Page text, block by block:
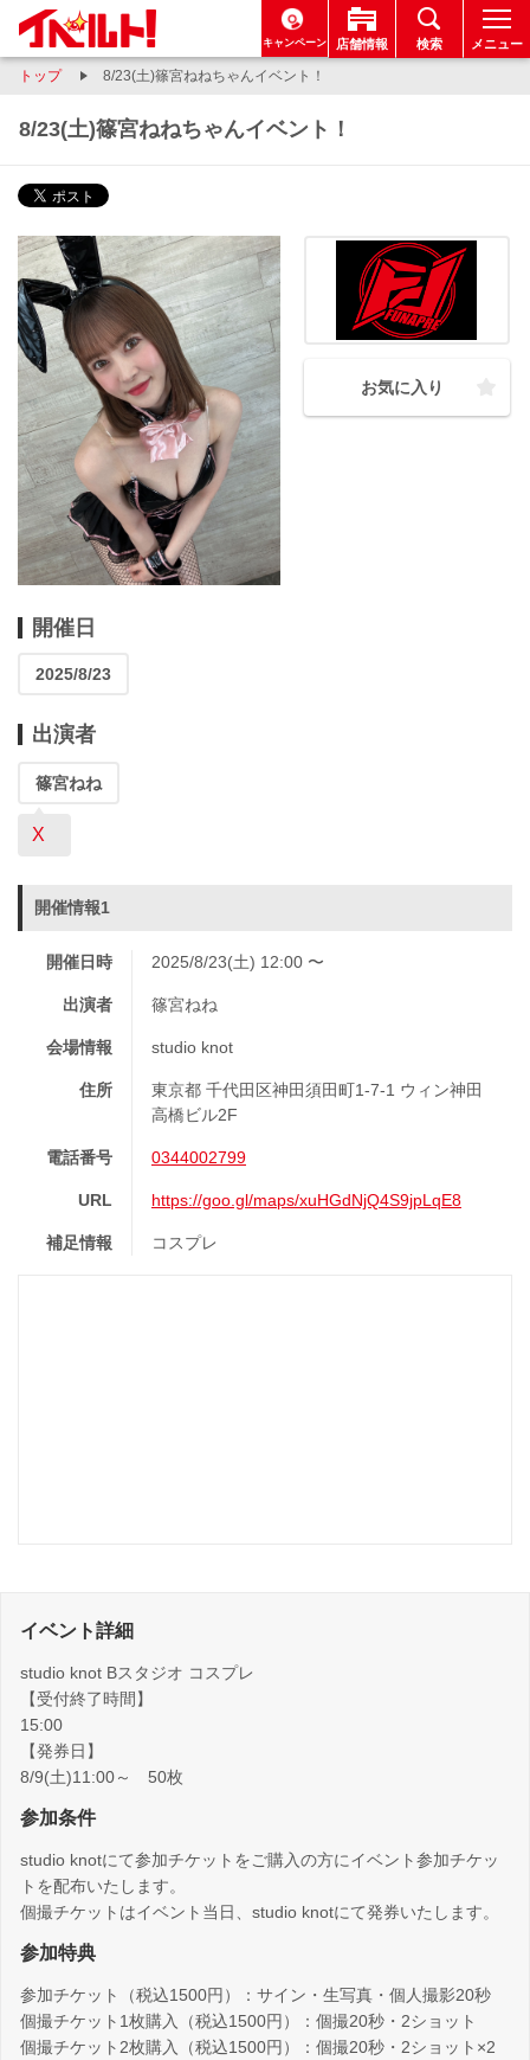
キャンペーン 店舗情報 検索 メニュー
トップ 8/23(土)篠宮ねねちゃんイベント！
8/23(土)篠宮ねねちゃんイベント！
お気に入り
開催日
2025/8/23
出演者
篠宮ねね
X
開催情報1
開催日時 2025/8/23(土) 12:00 〜
出演者 篠宮ねね
会場情報 studio knot
住所
東京都 千代田区神田須田町1-7-1 ウィン神田
高橋ビル2F
電話番号 0344002799
URL https://goo.gl/maps/xuHGdNjQ4S9jpLqE8
補足情報 コスプレ
イベント詳細
studio knot Bスタジオ コスプレ
【受付終了時間】
15:00
【発券日】
8/9(土)11:00～ 50枚
参加条件
studio knotにて参加チケットをご購入の方にイベント参加チケッ
トを配布いたします。
個撮チケットはイベント当日、studio knotにて発券いたします。
参加特典
参加チケット（税込1500円）：サイン・生写真・個人撮影20秒
個撮チケット1枚購入（税込1500円）：個撮20秒・2ショット
個撮チケット2枚購入（税込1500円）：個撮20秒・2ショット×2